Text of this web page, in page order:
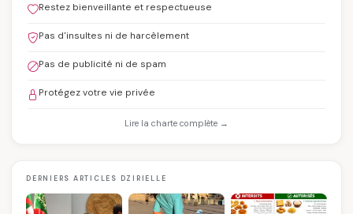
Restez bienveillante et respectueuse
Pas d'insultes ni de harcèlement
Pas de publicité ni de spam
Protégez votre vie privée
Lire la charte complète →
DERNIERS ARTICLES DZIRIELLE